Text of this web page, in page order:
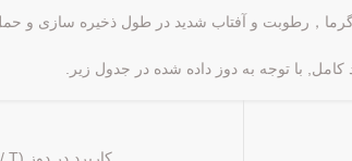
با توجه به دوز داده شده در جدول زیر.